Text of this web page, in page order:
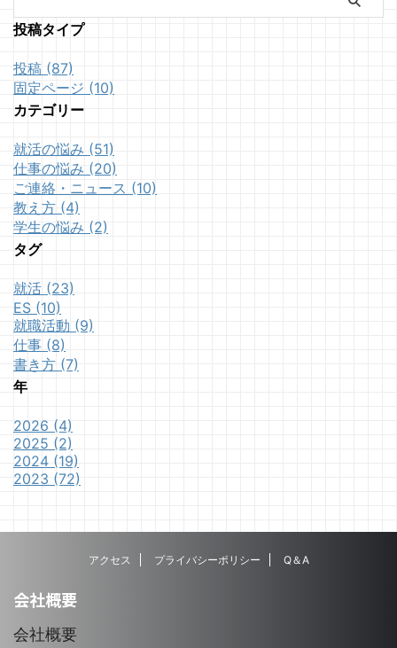
投稿タイプ
投稿 (87)
固定ページ (10)
カテゴリー
就活の悩み (51)
仕事の悩み (20)
ご連絡・ニュース (10)
教え方 (4)
学生の悩み (2)
タグ
就活 (23)
ES (10)
就職活動 (9)
仕事 (8)
書き方 (7)
年
2026 (4)
2025 (2)
2024 (19)
2023 (72)
アクセス プライバシーポリシー Q＆A
会社概要
会社概要